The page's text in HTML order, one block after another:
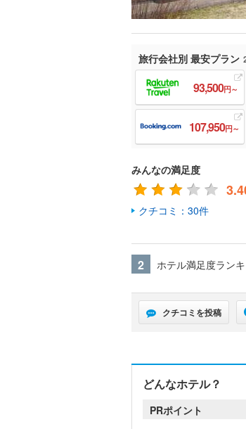
旅行会社別 最安プラン
93,500円～
107,950円～
みんなの満足度
クチコミ：30件
2 ホテル満足度ラン
クチコミを投稿
どんなホテル？
PRポイント